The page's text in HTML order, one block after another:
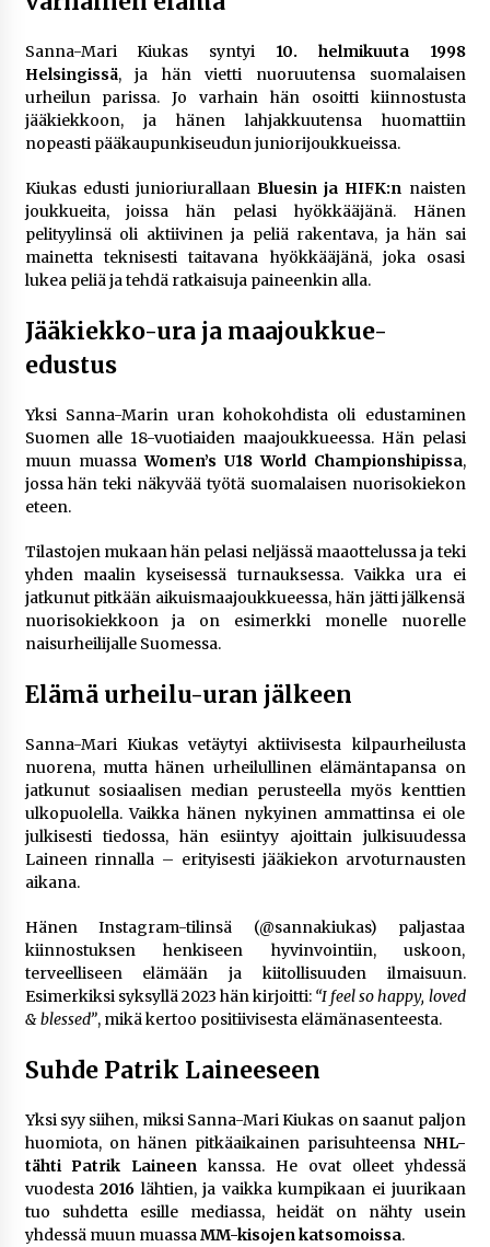
10 euron talletuskasinot ja pikamaksut: mitä
suomalaisten pelaajien on hyvä tietää
1 kuukausi sitten
Sanna-Mari Kiukas syntyi 10. helmikuuta 1998
Helsingissä, ja hän vietti nuoruutensa suomalaisen
urheilun parissa. Jo varhain hän osoitti kiinnostusta
jääkiekkoon, ja hänen lahjakkuutensa huomattiin
nopeasti pääkaupunkiseudun juniorijoukkueissa.
Kiukas edusti junioriurallaan Bluesin ja HIFK:n naisten
joukkueita, joissa hän pelasi hyökkääjänä. Hänen
pelityylinsä oli aktiivinen ja peliä rakentava, ja hän sai
mainetta teknisesti taitavana hyökkääjänä, joka osasi
lukea peliä ja tehdä ratkaisuja paineenkin alla.
Jääkiekko-ura ja maajoukkue-
edustus
Yksi Sanna-Marin uran kohokohdista oli edustaminen
Suomen alle 18-vuotiaiden maajoukkueessa. Hän pelasi
muun muassaWomen’s U18 World Championshipissa,
jossa hän teki näkyvää työtä suomalaisen nuorisokiekon
eteen.
Tilastojen mukaan hän pelasi neljässä maaottelussa ja teki
yhden maalin kyseisessä turnauksessa. Vaikka ura ei
jatkunut pitkään aikuismaajoukkueessa, hän jätti jälkensä
nuorisokiekkoon ja on esimerkki monelle nuorelle
naisurheilijalle Suomessa.
Elämä urheilu-uran jälkeen
Sanna-Mari Kiukas vetäytyi aktiivisesta kilpaurheilusta
nuorena, mutta hänen urheilullinen elämäntapansa on
jatkunut sosiaalisen median perusteella myös kenttien
ulkopuolella. Vaikka hänen nykyinen ammattinsa ei ole
julkisesti tiedossa, hän esiintyy ajoittain julkisuudessa
Laineen rinnalla – erityisesti jääkiekon arvoturnausten
aikana.
Hänen Instagram-tilinsä (@sannakiukas) paljastaa
kiinnostuksen henkiseen hyvinvointiin, uskoon,
terveelliseen elämään ja kiitollisuuden ilmaisuun.
Esimerkiksi syksyllä 2023 hän kirjoitti: “I feel so happy, loved
& blessed”, mikä kertoo positiivisesta elämänasenteesta.
Suhde Patrik Laineeseen
Yksi syy siihen, miksi Sanna-Mari Kiukas on saanut paljon
huomiota, on hänen pitkäaikainen parisuhteensa NHL-
tähti Patrik Laineen kanssa. He ovat olleet yhdessä
vuodesta2016 lähtien, ja vaikka kumpikaan ei juurikaan
tuo suhdetta esille mediassa, heidät on nähty usein
yhdessä muun muassaMM-kisojen katsomoissa.